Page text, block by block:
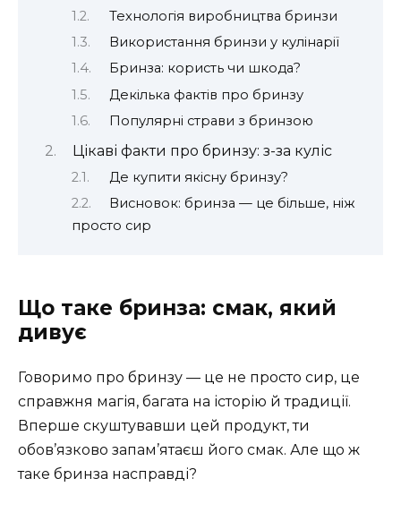
Технологія виробництва бринзи
Використання бринзи у кулінарії
Бринза: користь чи шкода?
Декілька фактів про бринзу
Популярні страви з бринзою
Цікаві факти про бринзу: з-за куліс
Де купити якісну бринзу?
Висновок: бринза — це більше, ніж
просто сир
Що таке бринза: смак, який
дивує
Говоримо про бринзу — це не просто сир, це
справжня магія, багата на історію й традиції.
Вперше скуштувавши цей продукт, ти
обов’язково запам’ятаєш його смак. Але що ж
таке бринза насправді?